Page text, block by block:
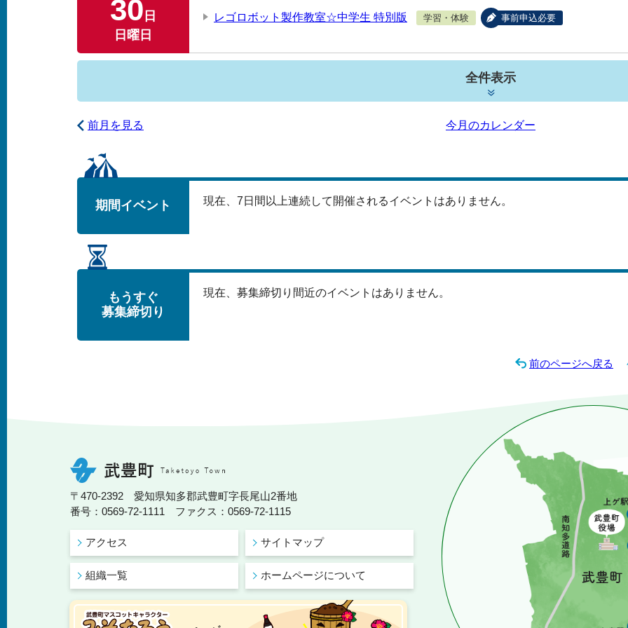
30 日
日曜日
レゴロボット製作教室☆中学生 特別版 学習・体験 事前申込必要
全件表示
前月を見る 今月のカレンダー
期間イベント 現在、 7 日間以上連続して開催されるイベントはありません。
もうすぐ
募集締切り
現在、募集締切り間近のイベントはありません。
前のページへ戻る
〒470-2392 愛知県知多郡武豊町字長尾山2番地
番号：0569-72-1111 ファクス：0569-72-1115
アクセス サイトマップ
組織一覧 ホームページについて